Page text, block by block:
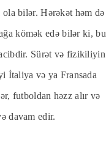
bilər. Hərəkət həm də
kömək edə bilər ki, bu
Sürət və fizikiliyin
İtaliya və ya Fransada
futboldan həzz alır və
davam edir.